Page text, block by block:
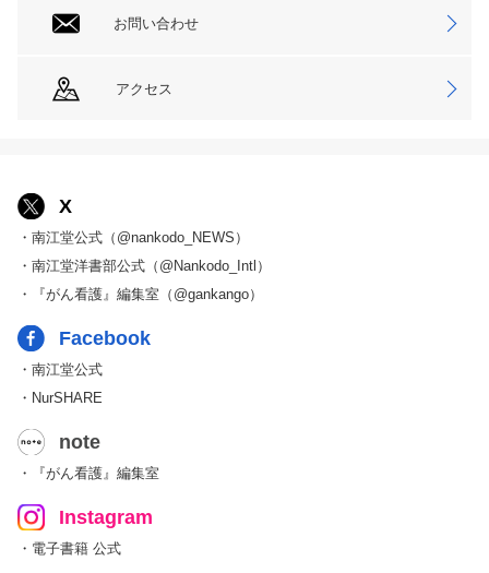
お問い合わせ
アクセス
X
・南江堂公式（@nankodo_NEWS）
・南江堂洋書部公式（@Nankodo_Intl）
・『がん看護』編集室（@gankango）
Facebook
・南江堂公式
・NurSHARE
note
・『がん看護』編集室
Instagram
・電子書籍 公式